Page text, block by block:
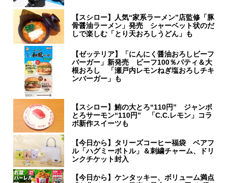
【スシロー】人気“家系ラーメン”店監修「豚
骨醤油ラーメン」発売 シャーベット状のだ
しで楽しむ「とり天おろしうどん」も
【ゼッテリア】「にんにく醤油おろしビーフ
バーガー」新発売 ビーフ100％パティ＆大
根おろし 「瀬戸内レモンねぎ塩おろしチキ
ンバーガー」も
【スシロー】鮪の大とろ“110円” ジャンボ
とろサーモン“110円” 「C.C.レモン」コラ
ボ新作スイーツも
【今日から】タリーズコーヒー福袋 ベアフ
ル「ハグミーボトル」＆刺繍チャーム、ドリ
ンクチケット封入
【今日から】ケンタッキー、ボリューム満点